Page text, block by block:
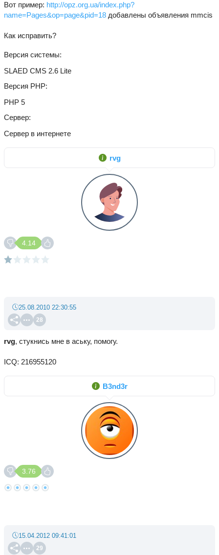
Вот пример: http://opz.org.ua/index.php?
name=Pages&op=page&pid=18 добавлены объявления mmcis
Как исправить?
Версия системы
SLAED CMS 2.6 Lite
Версия PHP
PHP 5
Сервер
Сервер в интернете
rvg
4.14
28
25.08.2010 22:30:55
rvg, стукнись мне в аську, помогу.
ICQ: 216955120
B3nd3r
3.76
29
15.04.2012 09:41:01